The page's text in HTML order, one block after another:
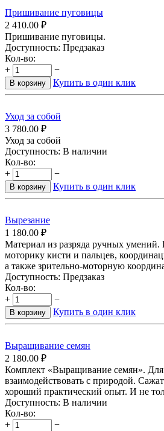
Пришивание пуговицы
2 410.00 ₽
Пришивание пуговицы.
Доступность: Предзаказ
Кол-во:
+
−
В корзину Купить в один клик
Уход за собой
3 780.00 ₽
Уход за собой
Доступность: В наличии
Кол-во:
+
−
В корзину Купить в один клик
Вырезание
1 180.00 ₽
Материал из разряда ручных умений.
моторику кисти и пальцев,
а также зрительно-моторную
Доступность: Предзаказ
Кол-во:
+
−
В корзину Купить в один клик
Выращивание семян
2 180.00 ₽
Комплект «Выращивание семян». Для
взаимодействовать с природой.
хороший практический опыт. И не
Доступность: В наличии
Кол-во:
+
−